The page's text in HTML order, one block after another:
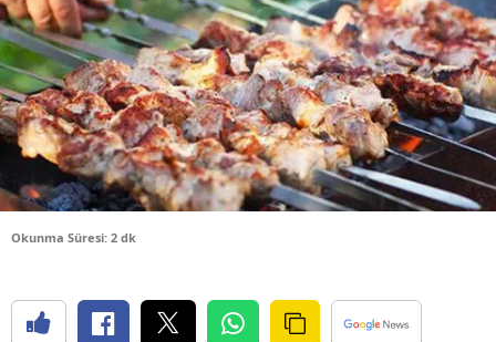
Çanakkale
Çankırı
Çorum
Denizli
Diyarbakır
Elazığ
Okunma Süresi: 2 dk